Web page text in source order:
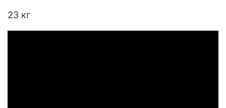
23 кг